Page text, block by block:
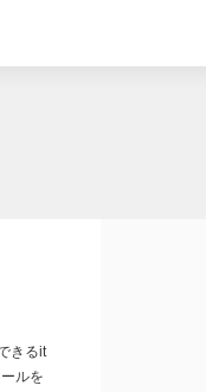
きるit
ルを